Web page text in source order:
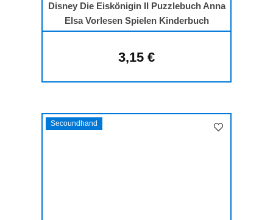
Disney Die Eiskönigin II Puzzlebuch Anna
Elsa Vorlesen Spielen Kinderbuch
Regulärer Preis:
3,15 €
Secoundhand